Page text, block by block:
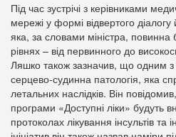
Під час зустрічі з керівниками
мережі у формі відвертого
яка, за словами міністра, повинна
рівнях – від первинного до
Ляшко також зазначив, що одним з
серцево-судинна патологія, яка
летальних наслідків. Він
програми «Доступні ліки» будуть
протоколах лікування інсультів